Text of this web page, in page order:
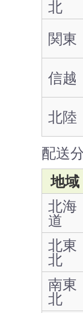
北
関東
信越
北陸
配送
地域
北海
道
北東
北
南東
北